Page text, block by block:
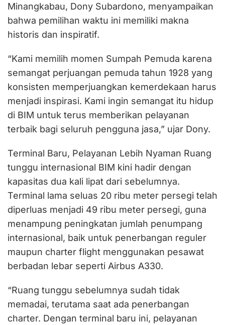
Minangkabau, Dony Subardono, menyampaikan
bahwa pemilihan waktu ini memiliki makna
historis dan inspiratif.
“Kami memilih momen Sumpah Pemuda karena
semangat perjuangan pemuda tahun 1928 yang
konsisten memperjuangkan kemerdekaan harus
menjadi inspirasi. Kami ingin semangat itu hidup
di BIM untuk terus memberikan pelayanan
terbaik bagi seluruh pengguna jasa,” ujar Dony.
Terminal Baru, Pelayanan Lebih Nyaman Ruang
tunggu internasional BIM kini hadir dengan
kapasitas dua kali lipat dari sebelumnya.
Terminal lama seluas 20 ribu meter persegi telah
diperluas menjadi 49 ribu meter persegi, guna
menampung peningkatan jumlah penumpang
internasional, baik untuk penerbangan reguler
maupun charter flight menggunakan pesawat
berbadan lebar seperti Airbus A330.
“Ruang tunggu sebelumnya sudah tidak
memadai, terutama saat ada penerbangan
charter. Dengan terminal baru ini, pelayanan